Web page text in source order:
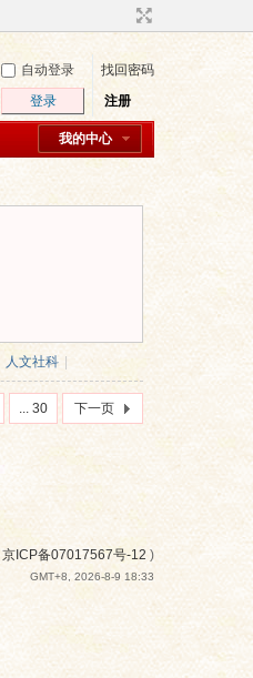
自动登录
找回密码
登录 注册
我的中心
人文社科
... 30 下一页
京ICP备07017567号-12 )
GMT+8, 2026-8-9 18:33